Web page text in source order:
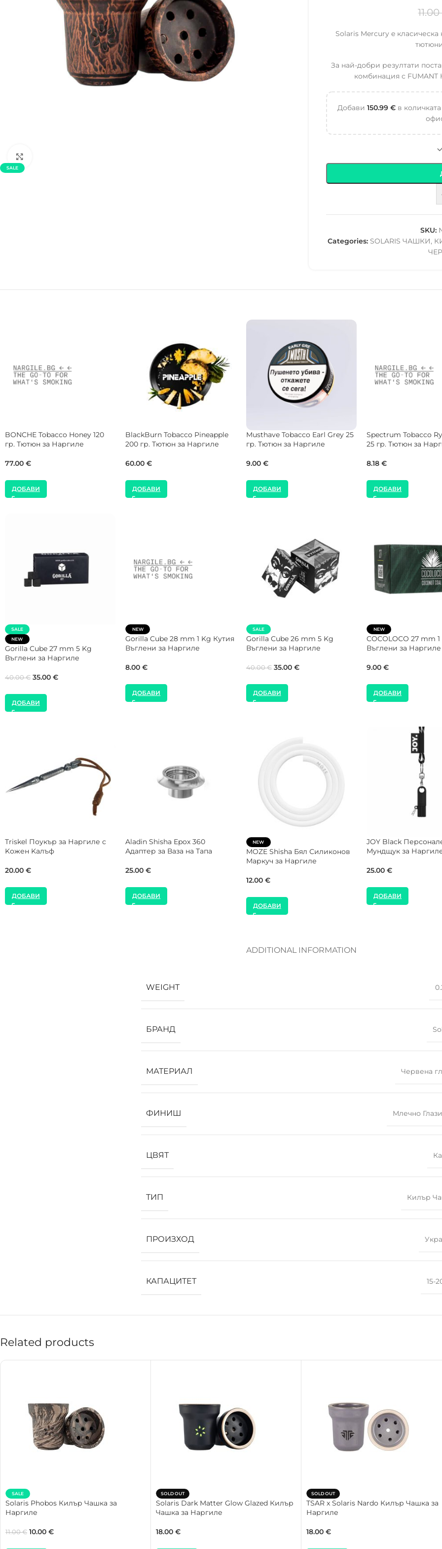
SALE
11.00
Solaris Mercury e
За най-добри резултати
комбинация с FUMANT
Добави 150.99 €в
SKU:
Categories: SOLARIS ЧАШКИ,
BONCHE Tobacco Vanilla 120
гр. Тютюн за Наргиле
77.00 €
ДОБАВИ
Os Tobacco AMA Girl 200 гр.
Тютюн за Наргиле
57.00 €
ДОБАВИ
BONCHE Tobacco Sesame 120
гр. Тютюн за Наргиле
77.00€
ДОБАВИ
DARKSIDE Tobacco
Milk 25 гр. Тютюн за
9.00€
ДОБАВИ
SALE
NEW
Shaman 26 mm 5 Kg Въглени
за Наргиле
40.00€ 35.00 €
ДОБАВИ
NEW
SMOKE2U 1000W Котлон за
Наргиле
24.00€
ДОБАВИ
SALE
CROWN 26 mm 5 Kg Кутия
Въглени за Наргиле
40.00€ 35.00 €
ДОБАВИ
SALE
NEW
Gorilla Cube 28 mm 5
ДОБАВИ
SALE
AMOTION Grafitti Гард
ДОБАВИ
NEW
SMOKE2U 800W Тостер
ДОБАВИ
WOOKAH Nox Standard
Дървен Накрайник за
Наргиле
ДОБАВИ
MOZE Shisha Rocket
Течност за
8.00€
ДОБАВИ
ADDITIONAL INFORMATION
WEIGHT
БРАНД
МАТЕРИАЛ Червена
ФИНИШ Млечно
ЦВЯТ
ТИП Килър
ПРОИЗХОД
КАПАЦИТЕТ 15-
Related products
SALE
Solaris Phobos Килър Чашка за
Наргиле
11.00€ 10.00 €
SOLD OUT
Solaris Dark Matter Glow Glazed Килър
Чашка за Наргиле
18.00 €
SOLD OUT
TSAR x Solaris Nardo Килър Чашка за
Наргиле
18.00 €